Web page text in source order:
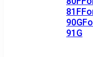
81F
90G
91G